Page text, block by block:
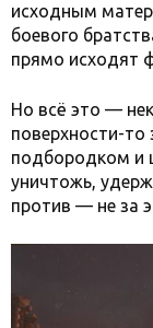
исходным
боевого
прямо исходят
Но всё это —
поверхности-
подбородком и
уничтожь,
против — не за